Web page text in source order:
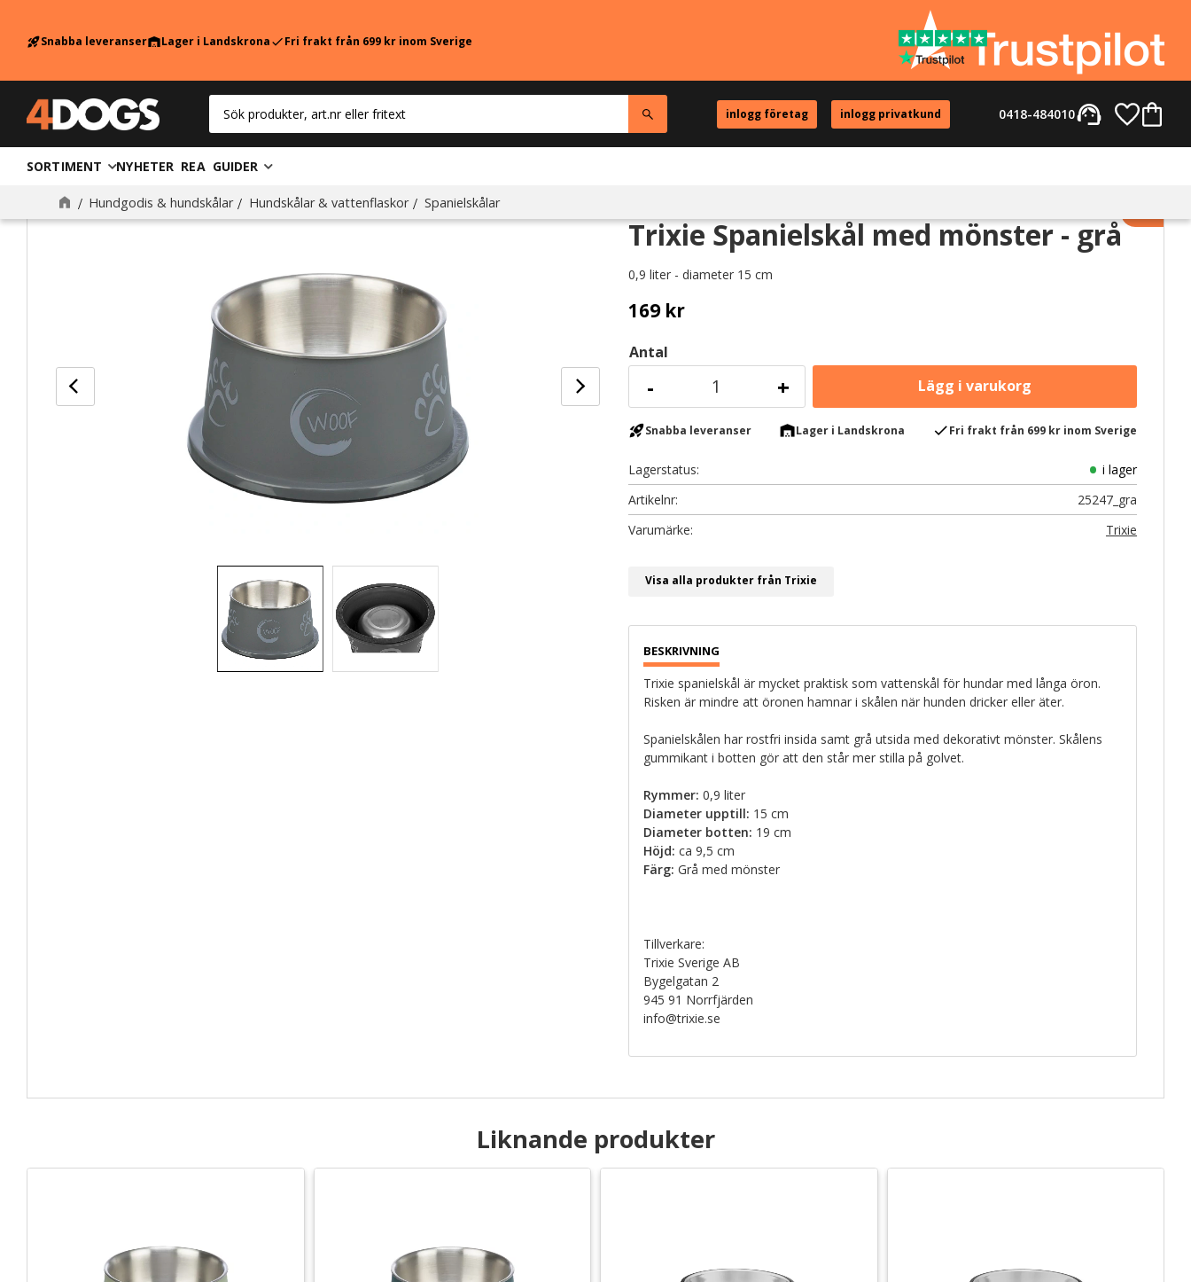
rocket_launchSnabba leveranserwarehouseLager i LandskronacheckFri frakt från 699 kr inom Sverige
inlogg företag inlogg privatkund support_agent
0418-484010
SORTIMENT NYHETER REA GUIDER
Hundgodis & hundskålar Hundskålar & vattenflaskor Spanielskålar
Trixie Spanielskål med mönster - grå
0,9 liter - diameter 15 cm
169kr
Antal
+
-
Lägg
rocket_launchSnabba leveranser warehouseLager i Landskrona checkFri frakt från 699 kr inom Sverige
Lagerstatus
i lager
Artikelnr
25247_gra
Trixie
Visa alla produkter från Trixie
Trixie spanielskål är mycket praktisk som vattenskål för hundar med långa öron.
Risken är mindre att öronen hamnar i skålen när hunden dricker eller äter.
Spanielskålen har rostfri insida samt grå utsida med dekorativt mönster. Skålens
gummikant i botten gör att den står mer stilla på golvet.
Rymmer: 0,9 liter
Diameter upptill: 15 cm
Diameter botten: 19 cm
Höjd: ca 9,5 cm
Färg: Grå med mönster
Tillverkare:
Trixie Sverige AB
Bygelgatan 2
945 91 Norrfjärden
info@trixie.se
Liknande produkter